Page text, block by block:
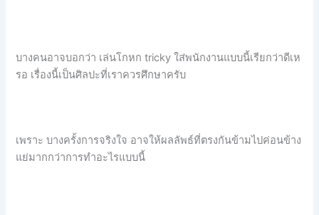
บางคนอาจบอกว่า เล่นโกหก tricky ใส่พนักงานแบบนี้เรียกว่าดีเห
รอ เรื่องนี้เป็นศิลปะที่เราควรศึกษาครับ
เพราะ บางครั้งการจริงใจ อาจให้ผลลัพธ์ที่ตรงกันข้ามไปค่อนข้าง
แย่มากกว่าการทำอะไรแบบนี้